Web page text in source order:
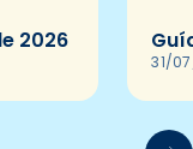
2026
31/